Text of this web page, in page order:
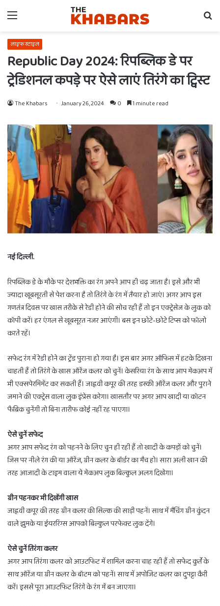
Menu
लाइफ स्टाइल
Republic Day 2024: रिपब्लिक डे पर
ट्रेडिशनल कपड़े पर ऐसे लाएं तिरंगे का ट्विस्ट
The Khabars January 26, 2024 0 1 minute read
नई दिल्ली.
रिपब्लिक डे के मौके पर देशभक्ति का रंग अपने आप ही चढ़ जाता है। इसे और भी
ज्यादा खूबसूरती से पेश करना है तो तिरंगे के रंग में तैयार हो जाएं। अगर आप इस
गणतंत्र दिवस पर खास तरीके से रेडी होने की सोच रही हैं तो इन एक्ट्रेसेज के लुक को
कॉपी करें। हर एंगल से खूबसूरत नजर आएंगी। बस इन छोटे-छोटे टिप्स को फॉलो
करते रहें।
सफेद रंग में रेडी होने का ट्रेंड पुराना हो गया है। इस बार अगर ऑफिस में हटके दिखना
चाहती हैं तो तिरंगे के खास ऑरेंज कलर को चुनें। केसरिया रंग के साथ आप मेकअप में
भी एक्सपेरमिमेंट कर सकती हैं। जाह्नवी कपूर की तरह डस्की ऑरेंज कलर और पुराने
जमाने की एक्ट्रेस वाला लुक इंप्रेस करेगा। खासतौर पर अगर आप खादी या कॉटन
फैब्रिक चुनेंगी तो बिना तारीफ कोई नहीं रह पाएगा।
ऐसे चुनें सफेद
अगर आप सफेद रंग को पहनने के लिए चुन ही रही हैं तो खादी के कपड़ों को चुनें।
जिस पर नीले रंग की या ऑरेंज, ग्रीन कलर के बॉर्डर का मैच हो। सारा अली खान की
तरह आजादी के टाइम वाला ये मेकअप लुक बिल्कुल अलग दिखेगा।
ग्रीन पहनकर भी दिखेंगी खास
जाह्नवी कपूर की तरह ग्रीन कलर की सिल्क की साड़ी पहनें। साथ में मैचिंग ग्रीन कुंदन
वाले झुमके या ईयररिंग्स आपको बिल्कुल परफेक्ट लुक देंगे।
ऐसे चुनें तिरंगा कलर
अगर आप तिरंगा कलर को आउटफिट में शामिल करना चाह रही हैं तो सफेद कुर्ते के
साथ ऑरेंज या ग्रीन कलर के बॉटम को पहनें। साथ में अपोजिट कलर का दुपट्टा कैरी
करें। इससे पूरा आउटफिट तिरंगे के रंग में बन जाएगा।